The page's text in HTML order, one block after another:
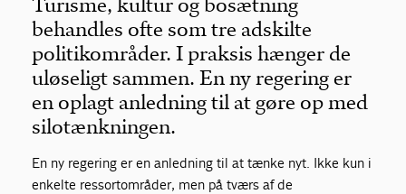
Turisme, kultur og bosætning
behandles ofte som tre adskilte
politikområder. I praksis hænger de
uløseligt sammen. En ny regering er
en oplagt anledning til at gøre op med
silotænkningen.
En ny regering er en anledning til at tænke nyt. Ikke kun i
enkelte ressortområder, men på tværs af de